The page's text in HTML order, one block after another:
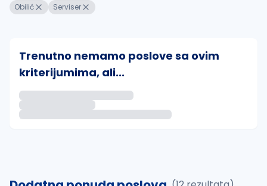
Obilić Serviser
Trenutno nemamo poslove sa ovim
kriterijumima, ali...